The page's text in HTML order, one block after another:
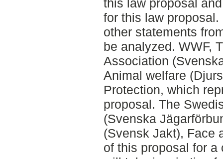
for this law
other statements
be analyzed. WWF,
Association
Animal welfare
Protection, which
proposal. The
(Svenska
(Svensk Jakt), Face
of this proposal for a